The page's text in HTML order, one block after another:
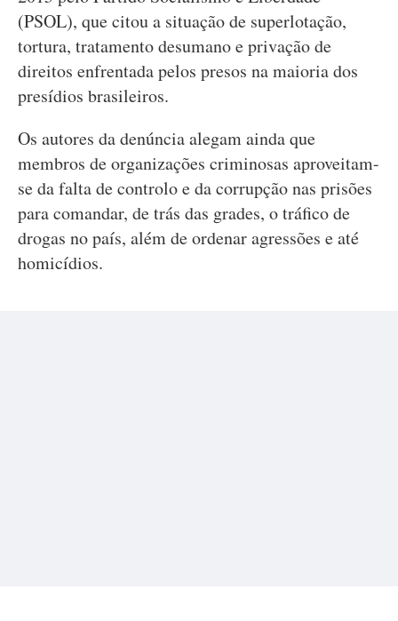
(PSOL), que citou a situação de superlotação,
tortura, tratamento desumano e privação de
direitos enfrentada pelos presos na maioria dos
presídios brasileiros.
Os autores da denúncia alegam ainda que
membros de organizações criminosas aproveitam-
se da falta de controlo e da corrupção nas prisões
para comandar, de trás das grades, o tráfico de
drogas no país, além de ordenar agressões e até
homicídios.